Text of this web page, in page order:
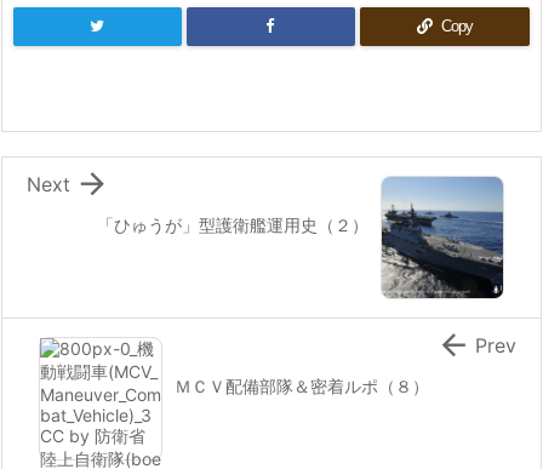
Copy
「ひゅうが」型護衛艦運用史（２）

Next
ＭＣＶ配備部隊＆密着ルポ（８）
 Prev